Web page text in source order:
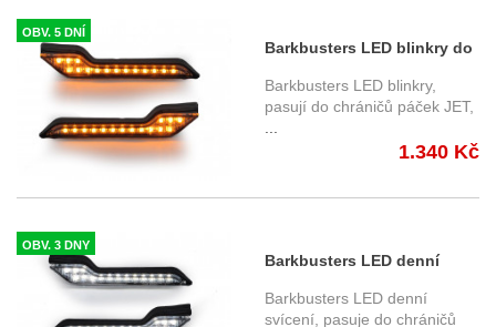
OBV. 5 DNÍ
Barkbusters LED blinkry do
chráničů páček JET, VPS,
STORM
Barkbusters LED blinkry,
pasují do chráničů páček JET,
1.340 Kč
OBV. 3 DNY
Barkbusters LED denní
svícení do chráničů páček
JET, VPS, STORM
Barkbusters LED denní
svícení, pasuje do chráničů